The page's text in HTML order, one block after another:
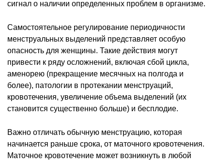
сигнал о наличии определенных проблем в организме.
Самостоятельное регулирование периодичности
менструальных выделений представляет особую
опасность для женщины. Такие действия могут
привести к ряду осложнений, включая сбой цикла,
аменорею (прекращение месячных на полгода и
более), патологии в протекании менструаций,
кровотечения, увеличение объема выделений (их
становится существенно больше) и бесплодие.
Важно отличать обычную менструацию, которая
начинается раньше срока, от маточного кровотечения.
Маточное кровотечение может возникнуть в любой